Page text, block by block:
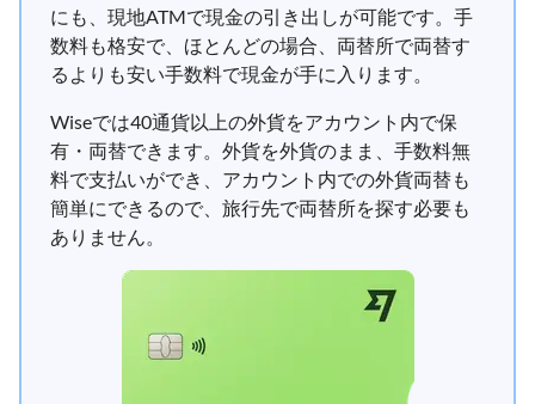
にも、現地ATMで現金の引き出しが可能です。手
数料も格安で、ほとんどの場合、両替所で両替す
るよりも安い手数料で現金が手に入ります。
Wiseでは40通貨以上の外貨をアカウント内で保
有・両替できます。外貨を外貨のまま、手数料無
料で支払いができ、アカウント内での外貨両替も
簡単にできるので、旅行先で両替所を探す必要も
ありません。